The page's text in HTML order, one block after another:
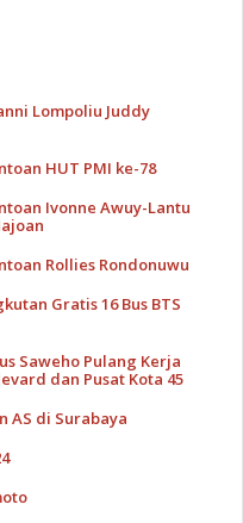
Lompoliu Juddy
HUT PMI ke-78
Ivonne Awuy-Lantu
Rollies Rondonuwu
Gratis 16 Bus BTS
Saweho Pulang Kerja
dan Pusat Kota 45
AS di Surabaya